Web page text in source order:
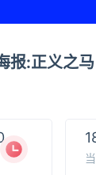
报:正义之